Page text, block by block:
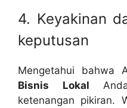
4. Keyakinan
keputusan
Mengetahui bahwa
Bisnis Lokal
ketenangan pikiran.